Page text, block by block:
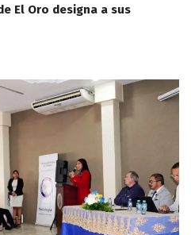
El Oro designa a sus